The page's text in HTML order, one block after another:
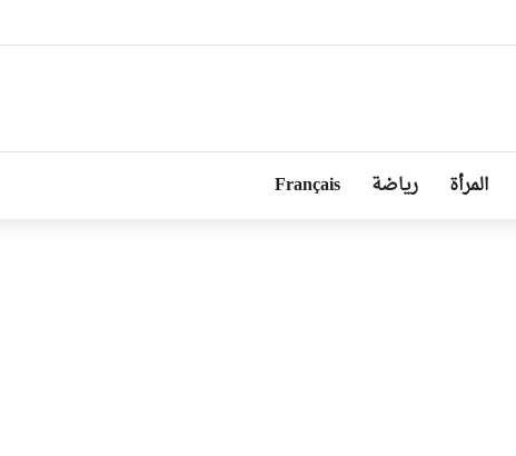
المرأة رياضة Français